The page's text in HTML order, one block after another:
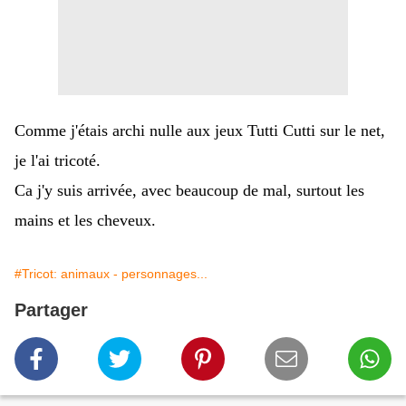
Comme j'étais archi nulle aux jeux Tutti Cutti sur le net,
je l'ai tricoté.
Ca j'y suis arrivée, avec beaucoup de mal, surtout les
mains et les cheveux.
#Tricot: animaux - personnages...
Partager